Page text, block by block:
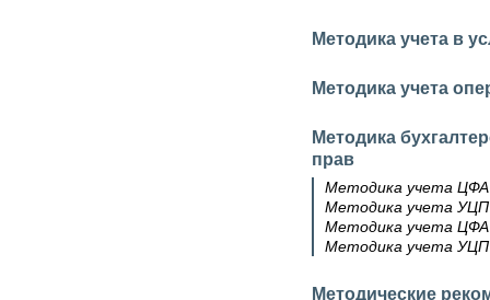
Методика учета в
Методика учета
Методика
прав
Методика учета ЦФА
Методика учета УЦП
Методика учета
Методика учета
Методические